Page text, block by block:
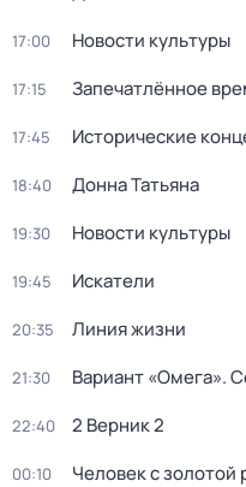
17:00 Новости культуры
17:15 Запечатлённое
17:45 Исторические
18:40 Донна Татьяна
19:30 Новости культуры
19:45 Искатели
20:35 Линия жизни
21:30 Вариант «Омега».
22:40 2 Верник 2
00:10 Человек с золотой